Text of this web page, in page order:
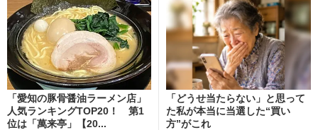
「愛知の豚骨醤油ラーメン店」
人気ランキングTOP20！ 第1
位は「萬来亭」【20...
「どうせ当たらない」と思って
た私が本当に当選した“買い
方”がこれ